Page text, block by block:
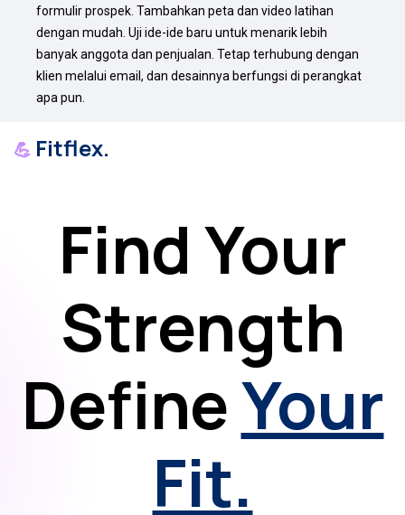
formulir prospek. Tambahkan peta dan video latihan
dengan mudah. Uji ide-ide baru untuk menarik lebih
banyak anggota dan penjualan. Tetap terhubung dengan
klien melalui email, dan desainnya berfungsi di perangkat
apa pun.